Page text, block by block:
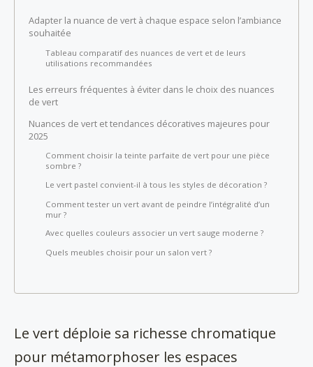
Adapter la nuance de vert à chaque espace selon l’ambiance
souhaitée
Tableau comparatif des nuances de vert et de leurs
utilisations recommandées
Les erreurs fréquentes à éviter dans le choix des nuances
de vert
Nuances de vert et tendances décoratives majeures pour
2025
Comment choisir la teinte parfaite de vert pour une pièce
sombre ?
Le vert pastel convient-il à tous les styles de décoration ?
Comment tester un vert avant de peindre l’intégralité d’un
mur ?
Avec quelles couleurs associer un vert sauge moderne ?
Quels meubles choisir pour un salon vert ?
Le vert déploie sa richesse chromatique
pour métamorphoser les espaces